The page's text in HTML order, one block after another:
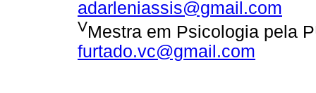
adarleniassis@gmail.com
VMestra em Psicologia pela
furtado.vc@gmail.com